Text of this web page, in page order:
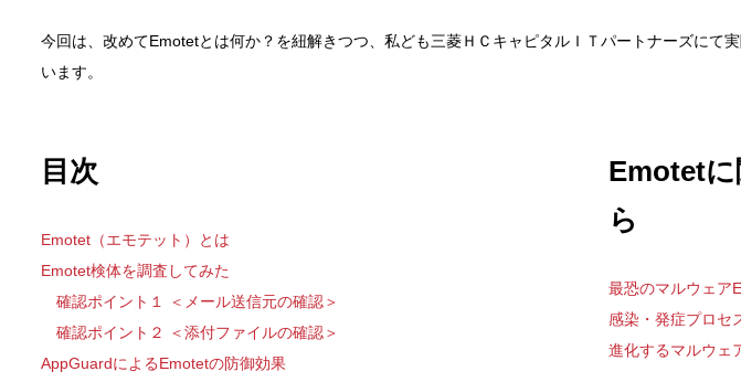
今回は、改めてEmotetとは何か？を紐解きつつ、私ども三菱ＨＣキャピタルＩＴパートナーズにて
います。
目次
Emotet（エモテット）とは
Emotet検体を調査してみた
確認ポイント１ ＜メール送信元の確認＞
確認ポイント２ ＜添付ファイルの確認＞
AppGuardによるEmotetの防御効果
Emotet
ら
最恐のマルウェア
感染・発症プロセ
進化するマルウェ